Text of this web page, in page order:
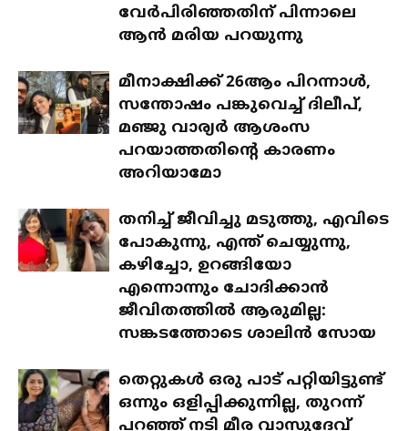
വേർപിരിഞ്ഞതിന് പിന്നാലെ
ആൻ മരിയ പറയുന്നു
മീനാക്ഷിക്ക് 26ആം പിറന്നാൾ,
സന്തോഷം പങ്കുവെച്ച് ദിലീപ്,
മഞ്ജു വാര്യർ ആശംസ
പറയാത്തതിന്റെ കാരണം
അറിയാമോ
തനിച്ച് ജീവിച്ചു മടുത്തു, എവിടെ
പോകുന്നു, എന്ത് ചെയ്യുന്നു,
കഴിച്ചോ, ഉറങ്ങിയോ
എന്നൊന്നും ചോദിക്കാൻ
ജീവിതത്തിൽ ആരുമില്ല:
സങ്കടത്തോടെ ശാലിൻ സോയ
തെറ്റുകൾ ഒരു പാട് പറ്റിയിട്ടുണ്ട്
ഒന്നും ഒളിപ്പിക്കുന്നില്ല, തുറന്ന്
പറഞ്ഞ് നടി മീര വാസുദേവ്